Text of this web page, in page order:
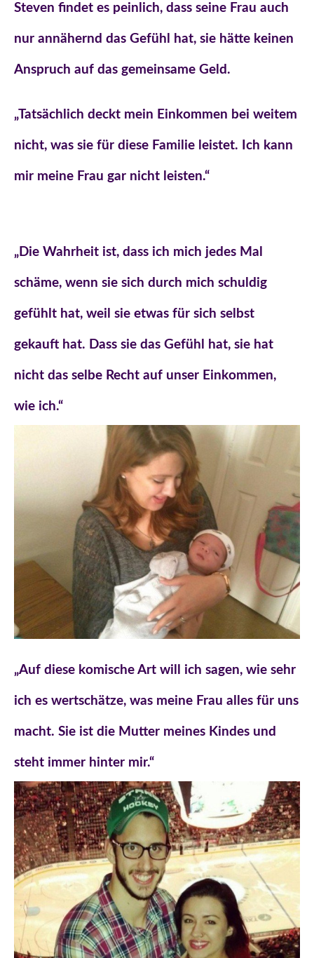
Steven findet es peinlich, dass seine Frau auch
nur annähernd das Gefühl hat, sie hätte keinen
Anspruch auf das gemeinsame Geld.
„Tatsächlich deckt mein Einkommen bei weitem
nicht, was sie für diese Familie leistet. Ich kann
mir meine Frau gar nicht leisten.“
„Die Wahrheit ist, dass ich mich jedes Mal
schäme, wenn sie sich durch mich schuldig
gefühlt hat, weil sie etwas für sich selbst
gekauft hat. Dass sie das Gefühl hat, sie hat
nicht das selbe Recht auf unser Einkommen,
wie ich.“
„Auf diese komische Art will ich sagen, wie sehr
ich es wertschätze, was meine Frau alles für uns
macht. Sie ist die Mutter meines Kindes und
steht immer hinter mir.“